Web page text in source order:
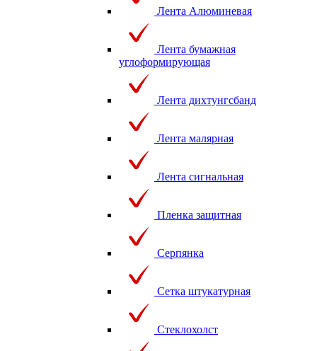
Лента Алюминевая
Лента бумажная
углоформирующая
Лента дихтунгсбанд
Лента малярная
Лента сигнальная
Пленка защитная
Серпянка
Сетка штукатурная
Стеклохолст